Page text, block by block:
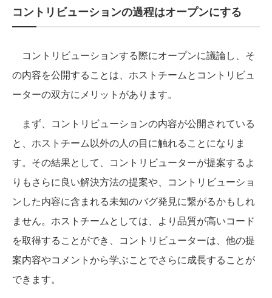
コントリビューションの過程はオープンにする
コントリビューションする際にオープンに議論し、そ
の内容を公開することは、ホストチームとコントリビュ
ーターの双方にメリットがあります。
まず、コントリビューションの内容が公開されている
と、ホストチーム以外の人の目に触れることになりま
す。その結果として、コントリビューターが提案するよ
りもさらに良い解決方法の提案や、コントリビューショ
ンした内容に含まれる未知のバグ発見に繋がるかもしれ
ません。ホストチームとしては、より品質が高いコード
を取得することができ、コントリビューターは、他の提
案内容やコメントから学ぶことでさらに成長することが
できます。